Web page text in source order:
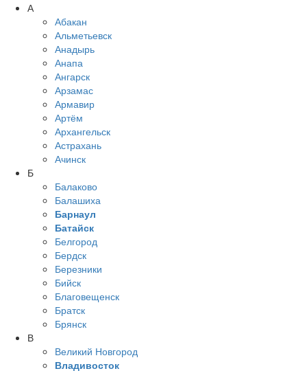
А
Абакан
Альметьевск
Анадырь
Анапа
Ангарск
Арзамас
Армавир
Артём
Архангельск
Астрахань
Ачинск
Б
Балаково
Балашиха
Барнаул
Батайск
Белгород
Бердск
Березники
Бийск
Благовещенск
Братск
Брянск
В
Великий Новгород
Владивосток